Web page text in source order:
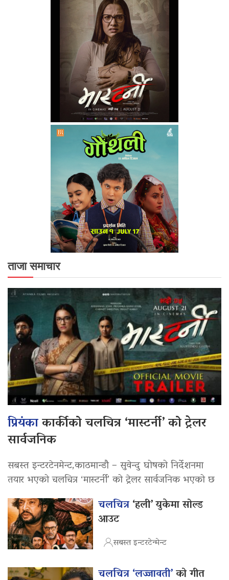
ताजा समाचार
प्रियंकाकार्कीको चलचित्र ‘मास्टर्नी’ को ट्रेलर
सार्वजनिक
सबस्त इन्टरटेनमेन्ट,काठमान्डौ – सुवेन्दु घोषको निर्देशनमा
तयार भएको चलचित्र ‘मास्टर्नी’ को ट्रेलर सार्वजनिक भएको छ
चलचित्र‘हली’ युकेमा सोल्ड
आउट
सबस्त इन्टरटेन्मेन्ट
चलचित्र ‘लज्जावती’को गीत